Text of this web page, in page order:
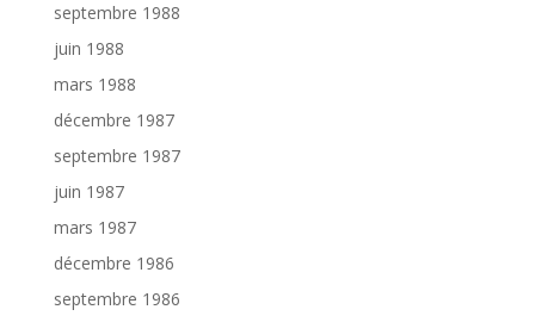
septembre 1988
juin 1988
mars 1988
décembre 1987
septembre 1987
juin 1987
mars 1987
décembre 1986
septembre 1986